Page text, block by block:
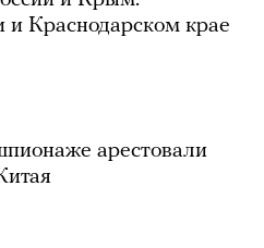
и Краснодарском крае
арестовали